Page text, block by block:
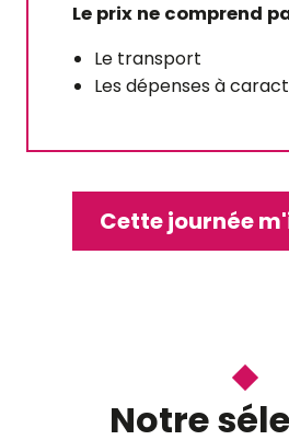
Le prix ne comprend
Le transport
Les dépenses à
Cette journée
Notre
Vous aimerez
pendant les fêtes de